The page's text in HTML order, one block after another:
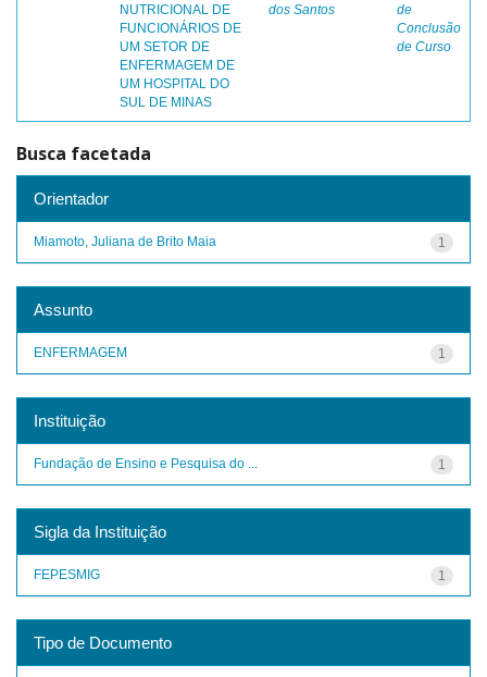
NUTRICIONAL DE
FUNCIONÁRIOS DE
UM SETOR DE
ENFERMAGEM DE
UM HOSPITAL DO
SUL DE MINAS
dos Santos
de
Conclusão
de Curso
Busca facetada
Orientador
1
Miamoto, Juliana de Brito Maia
Assunto
1
ENFERMAGEM
Instituição
1
Fundação de Ensino e Pesquisa do ...
Sigla da Instituição
1
FEPESMIG
Tipo de Documento